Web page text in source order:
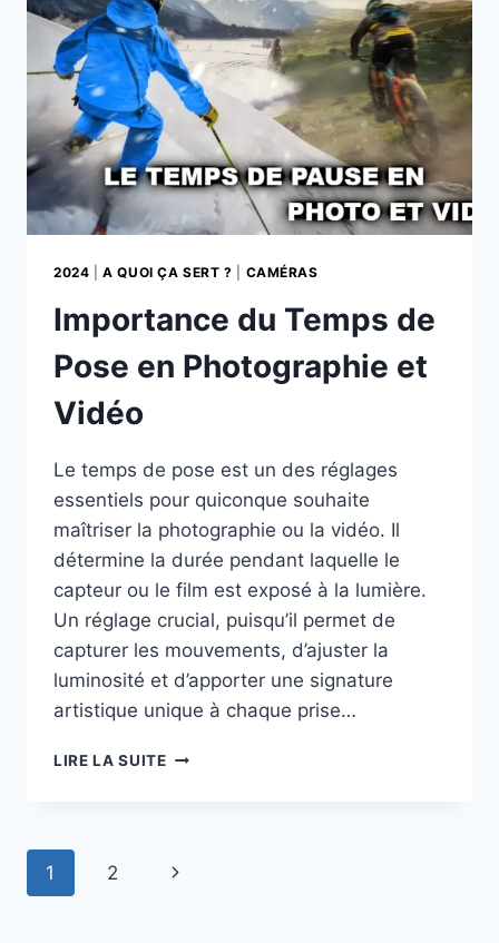
ET
VIDÉO
2024 |A QUOI ÇA SERT ? CAMÉRAS
Importance du Temps de
Pose en Photographie et
Vidéo
Le temps de pose est un des réglages
essentiels pour quiconque souhaite
maîtriser la photographie ou la vidéo. Il
détermine la durée pendant laquelle le
capteur ou le film est exposé à la lumière.
Un réglage crucial, puisqu’il permet de
capturer les mouvements, d’ajuster la
luminosité et d’apporter une signature
artistique unique à chaque prise…
LIRE LA SUITEIMPORTANCE
EN
Navigation
1 2
Page